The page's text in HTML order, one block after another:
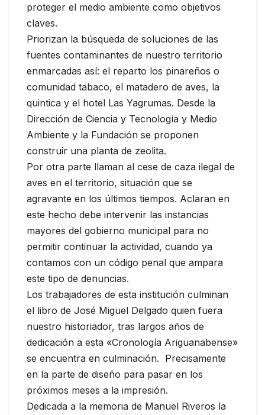
proteger el medio ambiente como objetivos
claves.
Priorizan la búsqueda de soluciones de las
fuentes contaminantes de nuestro territorio
enmarcadas así: el reparto los pinareños o
comunidad tabaco, el matadero de aves, la
quintica y el hotel Las Yagrumas. Desde la
Dirección de Ciencia y Tecnología y Medio
Ambiente y la Fundación se proponen
construir una planta de zeolita.
Por otra parte llaman al cese de caza ilegal de
aves en el territorio, situación que se
agravante en los últimos tiempos. Aclaran en
este hecho debe intervenir las instancias
mayores del gobierno municipal para no
permitir continuar la actividad, cuando ya
contamos con un código penal que ampara
este tipo de denuncias.
Los trabajadores de esta institución culminan
el libro de José Miguel Delgado quien fuera
nuestro historiador, tras largos años de
dedicación a esta «Cronología Ariguanabense»
se encuentra en culminación. Precisamente
en la parte de diseño para pasar en los
próximos meses a la impresión.
Dedicada a la memoria de Manuel Riveros la